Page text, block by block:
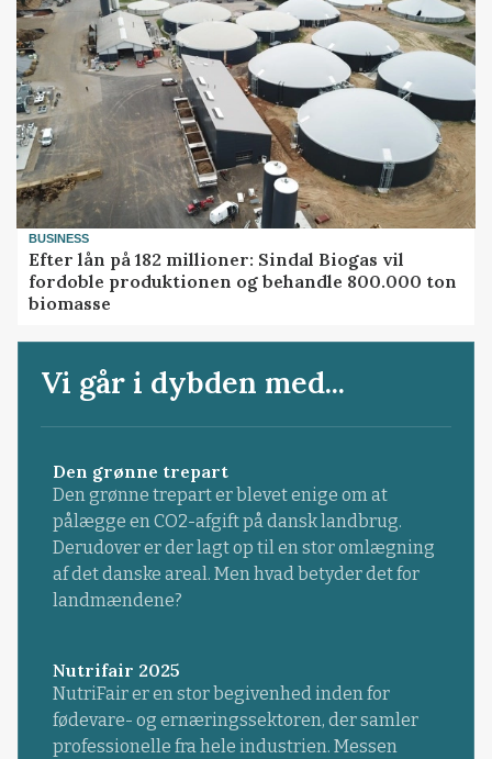
BUSINESS
Efter lån på 182 millioner: Sindal Biogas vil
fordoble produktionen og behandle 800.000 ton
biomasse
Vi går i dybden med...
Den grønne trepart
Den grønne trepart er blevet enige om at
pålægge en CO2-afgift på dansk landbrug.
Derudover er der lagt op til en stor omlægning
af det danske areal. Men hvad betyder det for
landmændene?
Nutrifair 2025
NutriFair er en stor begivenhed inden for
fødevare- og ernæringssektoren, der samler
professionelle fra hele industrien. Messen